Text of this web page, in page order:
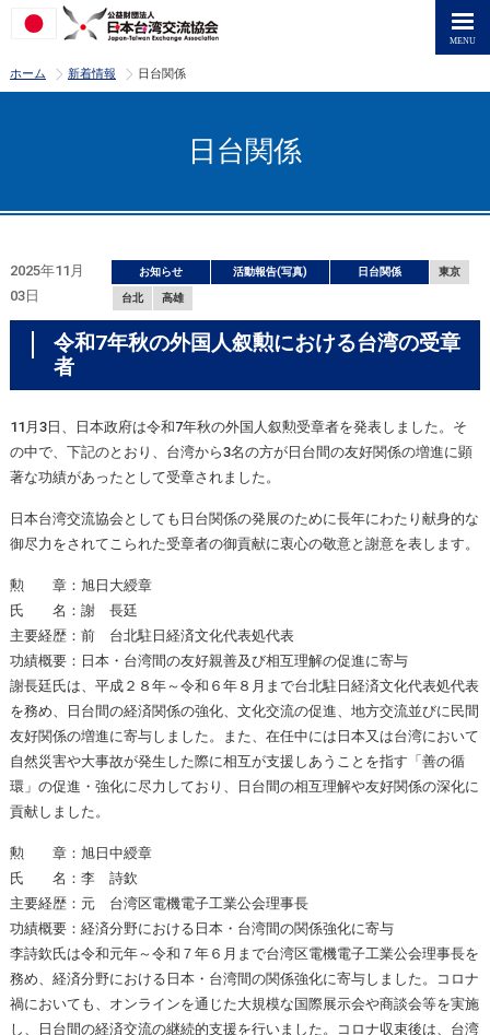
ホーム >
新着情報 >
日台関係
日台関係
2025年11月
03日
お知らせ 活動報告(写真) 日台関係
東京
台北
高雄
令和7年秋の外国人叙勲における台湾の受章
者
11月3日、日本政府は令和7年秋の外国人叙勲受章者を発表しました。そ
の中で、下記のとおり、台湾から3名の方が日台間の友好関係の増進に顕
著な功績があったとして受章されました。
日本台湾交流協会としても日台関係の発展のために長年にわたり献身的な
御尽力をされてこられた受章者の御貢献に衷心の敬意と謝意を表します。
勲 章：旭日大綬章
氏 名：謝 長廷
主要経歴：前 台北駐日経済文化代表処代表
功績概要：日本・台湾間の友好親善及び相互理解の促進に寄与
謝長廷氏は、平成２８年～令和６年８月まで台北駐日経済文化代表処代表
を務め、日台間の経済関係の強化、文化交流の促進、地方交流並びに民間
友好関係の増進に寄与しました。また、在任中には日本又は台湾において
自然災害や大事故が発生した際に相互が支援しあうことを指す「善の循
環」の促進・強化に尽力しており、日台間の相互理解や友好関係の深化に
貢献しました。
勲 章：旭日中綬章
氏 名：李 詩欽
主要経歴：元 台湾区電機電子工業公会理事長
功績概要：経済分野における日本・台湾間の関係強化に寄与
李詩欽氏は令和元年～令和７年６月まで台湾区電機電子工業公会理事長を
務め、経済分野における日本・台湾間の関係強化に寄与しました。コロナ
禍においても、オンラインを通じた大規模な国際展示会や商談会等を実施
し、日台間の経済交流の継続的支援を行いました。コロナ収束後は、台湾